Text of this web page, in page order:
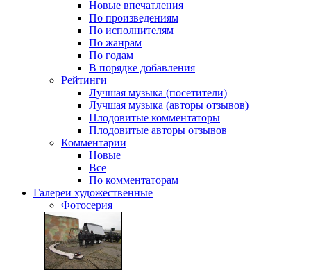
Новые впечатления
По произведениям
По исполнителям
По жанрам
По годам
В порядке добавления
Рейтинги
Лучшая музыка (посетители)
Лучшая музыка (авторы отзывов)
Плодовитые комментаторы
Плодовитые авторы отзывов
Комментарии
Новые
Все
По комментаторам
Галереи художественные
Фотосерия